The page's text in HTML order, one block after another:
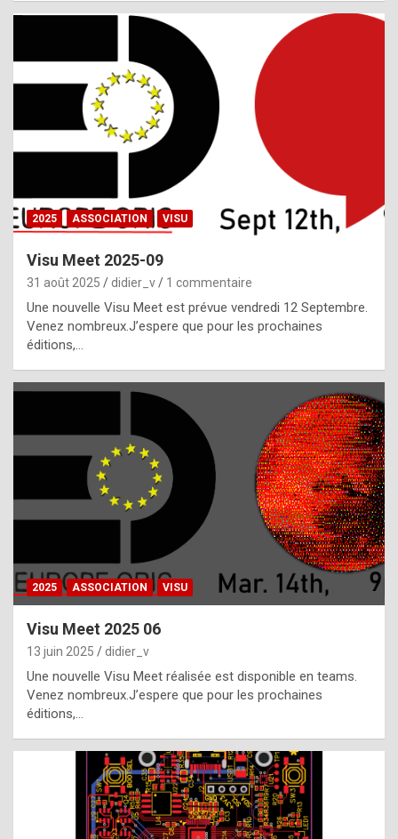
l
,
g
h
t
f
h
a
t
t
e
b
e
s
2025 ASSOCIATION VISU
Visu Meet 2025-09
31 août 2025 didier_v 1 commentaire
Une nouvelle Visu Meet est prévue vendredi 12 Septembre.
Venez nombreux.J’espere que pour les prochaines
éditions,…
2025 ASSOCIATION VISU
Visu Meet 2025 06
13 juin 2025 didier_v
Une nouvelle Visu Meet réalisée est disponible en teams.
Venez nombreux.J’espere que pour les prochaines
éditions,…